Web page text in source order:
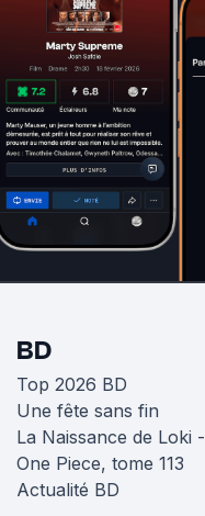
BD
Top 2026 BD
Une fête sans fin
La Naissance de Loki -
One Piece, tome 113
Actualité BD